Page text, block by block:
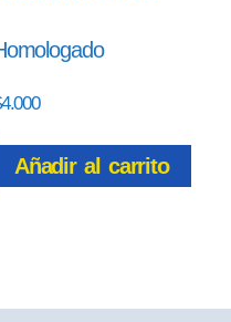
4.000
Añadir al carrito